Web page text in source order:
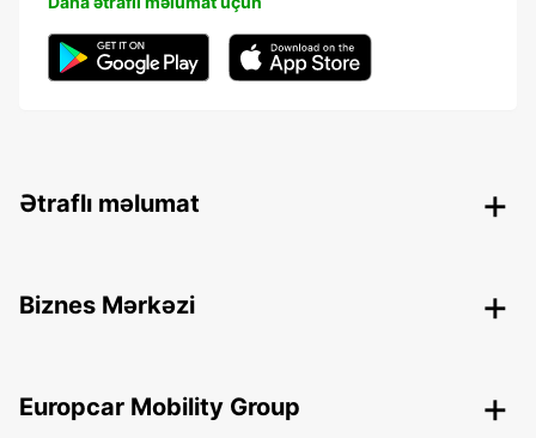
Ətraflı məlumat
Biznes Mərkəzi
Europcar Mobility Group